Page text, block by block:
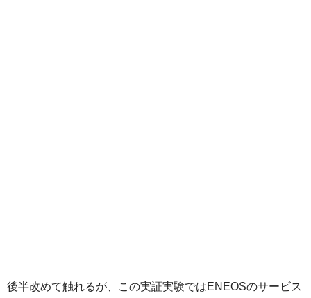
後半改めて触れるが、この実証実験ではENEOSのサービス